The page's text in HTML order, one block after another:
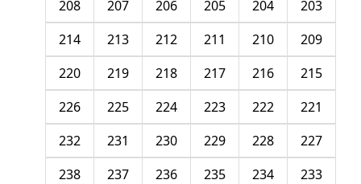
203
204
205
206
207
208
209
210
211
212
213
214
215
216
217
218
219
220
221
222
223
224
225
226
227
228
229
230
231
232
233
234
235
236
237
238